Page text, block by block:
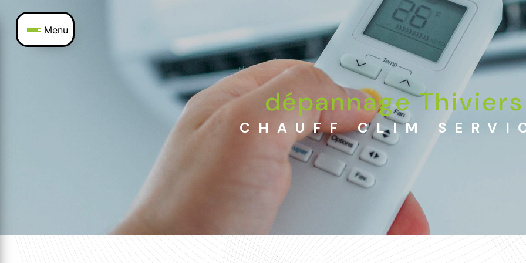
Menu
dépannage Thiviers
CHAUFF CLIM